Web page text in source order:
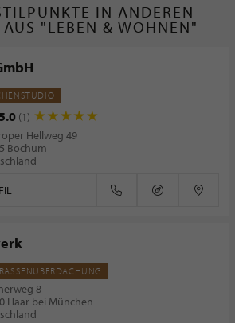
IN ANDEREN
"LEBEN & WOHNEN"
(1)
Hellweg 49
Bochum
8
Haar bei München